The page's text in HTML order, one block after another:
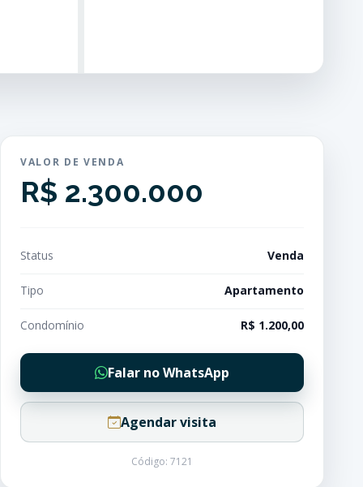
VALOR DE VENDA
R$ 2.300.000
Status Venda
Tipo Apartamento
Condomínio R$ 1.200,00
Falar no WhatsApp
Agendar visita
Código: 7121